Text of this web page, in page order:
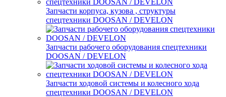
Запчасти корпуса, кузова , структуры
спецтехники DOOSAN / DEVELON
Запчасти рабочего оборудования спецтехники
DOOSAN / DEVELON
Запчасти ходовой системы и колесного хода
спецтехники DOOSAN / DEVELON